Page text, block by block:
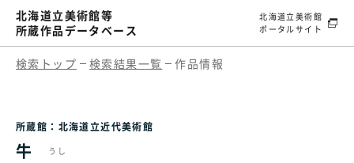
北海道立美術館等
所蔵作品データベース
北海道立美術館
ポータルサイト
検索トップ 検索結果一覧 作品情報
所蔵館：北海道立近代美術館
牛
うし